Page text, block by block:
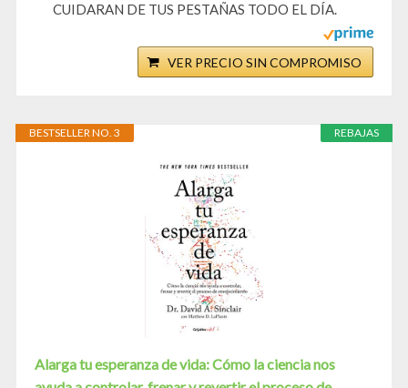
CUIDARAN DE TUS PESTAÑAS TODO EL DÍA.
VER PRECIO SIN COMPROMISO
REBAJAS
BESTSELLER NO. 3
Alarga tu esperanza de vida: Cómo la ciencia nos